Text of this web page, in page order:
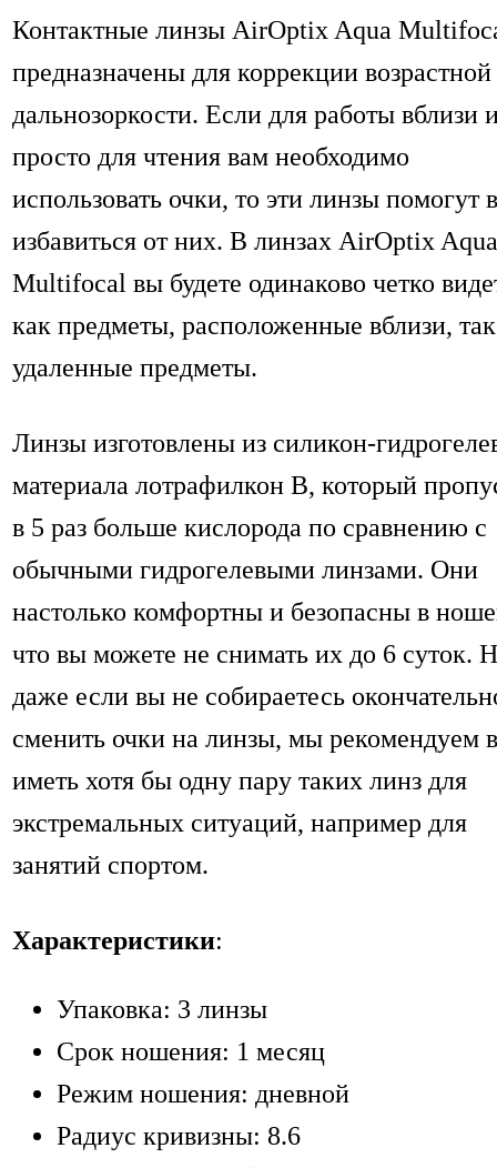
Контактные линзы AirOptix Aqua
предназначены для коррекции возрастной
дальнозоркости. Если для работы вблизи
просто для чтения вам необходимо
использовать очки, то эти линзы помогут
избавиться от них. В линзах AirOptix Aqua
Multifocal вы будете одинаково четко
как предметы, расположенные вблизи,
удаленные предметы.
Линзы изготовлены из силикон-
материала лотрафилкон В, который
в 5 раз больше кислорода по сравнению с
обычными гидрогелевыми линзами. Они
настолько комфортны и безопасны в
что вы можете не снимать их до 6 суток.
даже если вы не собираетесь
сменить очки на линзы, мы рекомендуем
иметь хотя бы одну пару таких линз для
экстремальных ситуаций, например для
занятий спортом.
Характеристики:
Упаковка: 3 линзы
Срок ношения: 1 месяц
Режим ношения: дневной
Радиус кривизны: 8.6